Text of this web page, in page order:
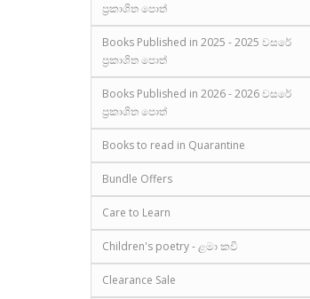
ප්‍රකාශිත පොත්
Books Published in 2025 - 2025 වසරේ
ප්‍රකාශිත පොත්
Books Published in 2026 - 2026 වසරේ
ප්‍රකාශිත පොත්
Books to read in Quarantine
Bundle Offers
Care to Learn
Children's poetry - ළමා කවි
Clearance Sale